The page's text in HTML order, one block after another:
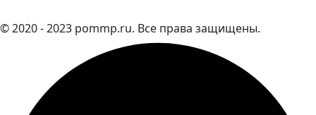
© 2020 - 2023 pommp.ru. Все права защищены.